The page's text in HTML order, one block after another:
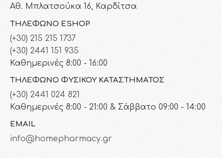
Αθ. Μπλατσούκα 16, Καρδίτσα
ΤΗΛΈΦΩΝΟ ESHOP
(+30) 215 215 1737
(+30) 2441 151 935
Καθημερινές 8:00 - 16:00
ΤΗΛΈΦΩΝΟ ΦΥΣΙΚΟΎ ΚΑΤΑΣΤΉΜΑΤΟΣ
(+30) 2441 024 821
Καθημερινές 8:00 - 21:00 & Σάββατο 09:00 - 14:00
EMAIL
info@homepharmacy.gr